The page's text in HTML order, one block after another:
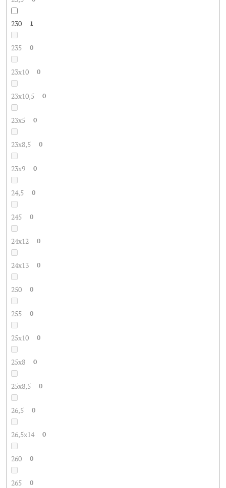
230 1
235 0
23x10 0
23x10,5 0
23x5 0
23x8,5 0
23x9 0
24,5 0
245 0
24x12 0
24x13 0
250 0
255 0
25x10 0
25x8 0
25x8,5 0
26,5 0
26,5x14 0
260 0
265 0